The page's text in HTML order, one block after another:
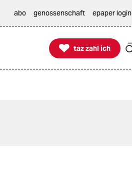
abo genossenschaft epaper login

taz zahl ich
taz zahl ich